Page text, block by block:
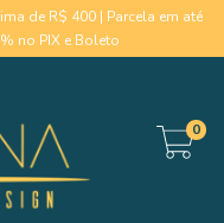
de R$ 400 | Parcela em até
no PIX e Boleto
0